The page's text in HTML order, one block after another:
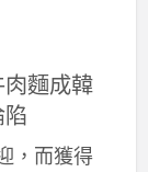
麵成韓
，而獲得